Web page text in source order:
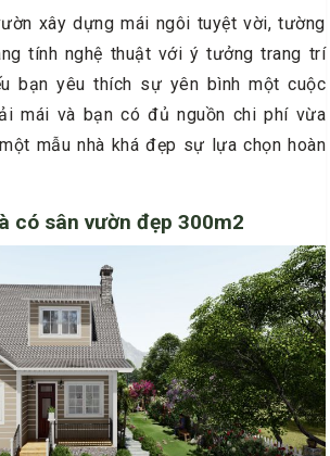
xây dựng mái ngôi tuyệt vời, tường
tính nghệ thuật với ý tưởng trang trí
bạn yêu thích sự yên bình một cuộc
mái và bạn có đủ nguồn chi phí vừa
mẫu nhà khá đẹp sự lựa chọn hoàn
có sân vườn đẹp 300m2